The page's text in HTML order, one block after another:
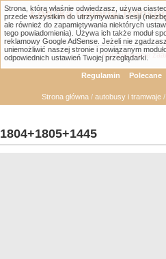
Łódzka Galeria
Wyszukiwanie
Regulamin Polecane
Strona główna/ autobusy i tramwaje/
1804+1805+1445
Strona, którą właśnie odwiedzasz, używa
przede wszystkim do utrzymywania sesji
ale również do zapamiętywania niektórych
tego powiadomienia). Używa ich także moduł
reklamowy Google AdSense. Jeżeli nie
uniemożliwić naszej stronie i powiązanym
odpowiednich ustawień Twojej przeglądarki.